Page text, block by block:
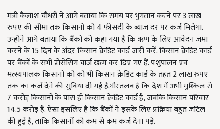
मंत्री कैलाश चौधरी ने आगे बताया कि समय पर भुगतान करने पर 3 लाख
रुपए की सीमा तक किसानों को 4 फीसदी के ब्याज दर पर कर्ज मिलेगा.
उन्होने आगे बताया कि बैंकों को कहा गया है कि ऋण के लिए आवेदन जमा
करने के 15 दिन के अंदर किसान क्रेडिट कार्ड जारी करें. किसान क्रेडिट कार्ड
पर बैंकों के सभी प्रोसेसिंग चार्ज खत्म कर दिए गए हैं. पशुपालन एवं
मत्स्यपालक किसानों को को भी किसान क्रेडिट कार्ड के तहत 2 लाख रुपए
तक का कर्ज देने की सुविधा दी गई है.गौरतलब है कि देश में अभी मुश्किल से
7 करोड़ किसानों के पास ही किसान क्रेडिट कार्ड है, जबकि किसान परिवार
14.5 करोड़ हैं. ऐसा इसलिए है कि बैंकों ने इसके लिए प्रक्रिया बहुत जटिल
की हुई है, ताकि किसानों को कम से कम कर्ज देना पड़े.